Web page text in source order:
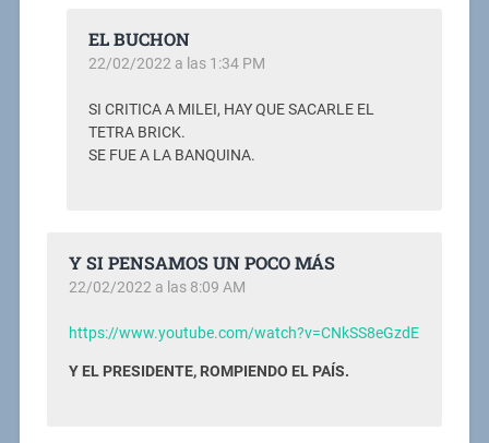
EL BUCHON
22/02/2022 a las 1:34 PM
SI CRITICA A MILEI, HAY QUE SACARLE EL
TETRA BRICK.
SE FUE A LA BANQUINA.
Y SI PENSAMOS UN POCO MÁS
22/02/2022 a las 8:09 AM
https://www.youtube.com/watch?v=CNkSS8eGzdE
Y EL PRESIDENTE, ROMPIENDO EL PAÍS.